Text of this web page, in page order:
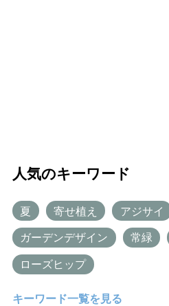
人気のキーワード
夏 寄せ植え アジサイ
ガーデンデザイン 常緑
ローズヒップ
キーワード一覧を見る